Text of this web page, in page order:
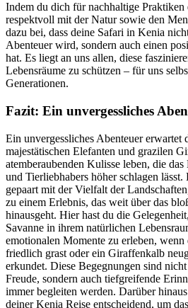
Indem du dich für nachhaltige Praktiken
respektvoll mit der Natur sowie den
dazu bei, dass deine Safari in Kenia
Abenteuer wird, sondern auch einen
hat. Es liegt an uns allen, diese
Lebensräume zu schützen – für uns
Generationen.
Fazit: Ein unvergessliches
Ein unvergessliches Abenteuer
majestätischen Elefanten und grazilen
atemberaubenden Kulisse leben, die
und Tierliebhabers höher schlagen
gepaart mit der Vielfalt der
zu einem Erlebnis, das weit über das
hinausgeht. Hier hast du die
Savanne in ihrem natürlichen
emotionalen Momente zu erleben, wenn
friedlich grast oder ein Giraffenkalb
erkundet. Diese Begegnungen sind
Freude, sondern auch tiefgreifende
immer begleiten werden. Darüber
deiner Kenia Reise entscheidend, um